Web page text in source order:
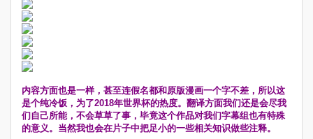
内容方面也是一样，甚至连假名都和原版漫画一个字不差，所以这
是个纯冷饭，为了2018年世界杯的热度。翻译方面我们还是会尽我
们自己所能，不会草草了事，毕竟这个作品对我们字幕组也有特殊
的意义。当然我也会在片子中把足小的一些相关知识做些注释。